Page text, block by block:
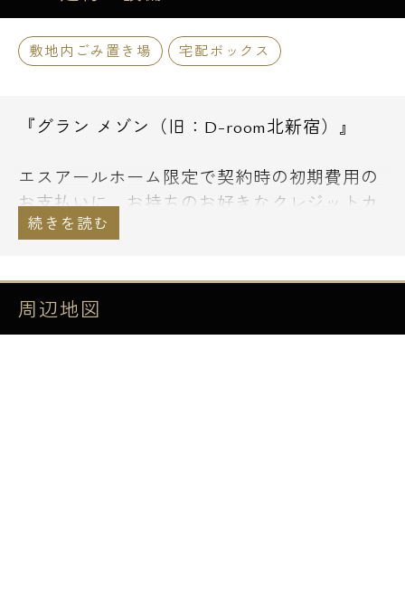
敷地内ごみ置き場 宅配ボックス
『グラン メゾン（旧：D-room北新宿）』
エスアールホーム限定で契約時の初期費用の
お支払いに、お持ちのお好きなクレジットカ
ードでお支払い頂くことも可能です。
もお選び下さい。
その他、諸条件等については、お気軽にご相
談下さい。
周辺地図